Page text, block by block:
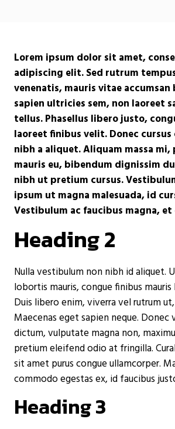
Lorem ipsum dolor sit amet,
adipiscing elit. Sed rutrum
venenatis, mauris vitae
sapien ultricies sem, non laoreet
tellus. Phasellus libero justo,
laoreet finibus velit. Donec
nibh a aliquet. Aliquam massa
mauris eu, bibendum dignissim
nibh ut pretium cursus.
ipsum ut magna malesuada, id
Vestibulum ac faucibus magna,
Heading 2
Nulla vestibulum non nibh id aliquet.
lobortis mauris, congue finibus
Duis libero enim, viverra vel rutrum
Maecenas eget sapien neque. Donec
dictum, vulputate magna non,
pretium eleifend odio at fringilla.
sit amet purus congue ullamcorper.
commodo egestas ex, id faucibus
Heading 3